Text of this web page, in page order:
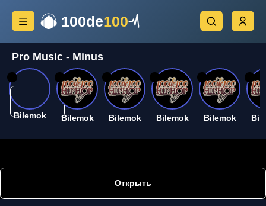
100de100
Pro Music - Minus
Bilemok Bilemok Bilemok Bilemok Bilemok
Открыть